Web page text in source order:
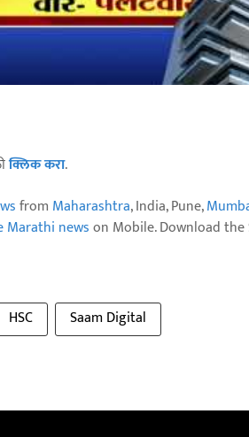
क्लिक करा.
from Maharashtra, India, Pune,
Marathi newson Mobile. Download the
HSC Saam Digital